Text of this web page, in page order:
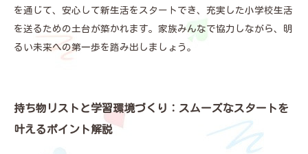
を通じて、安心して新生活をスタートでき、充実した小学校生活
を送るための土台が築かれます。家族みんなで協力しながら、明
るい未来への第一歩を踏み出しましょう。
持ち物リストと学習環境づくり：スムーズなスタートを
叶えるポイント解説